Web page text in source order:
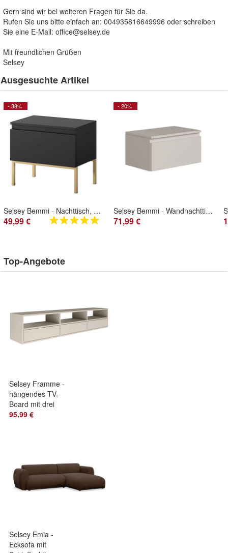
Gern sind wir bei weiteren Fragen für Sie da.
Rufen Sie uns bitte einfach an: 004935816649996 oder schreiben
Sie eine E-Mail: office@selsey.de
Mit freundlichen Grüßen
Selsey
Ausgesuchte Artikel
- 38%
Selsey Bemmi - Nachttisch, Schwarz mit goldenem Metallgestell
49,99 €
- 20%
Selsey Bemmi - Wandnachttisch mit Schublade, Greige, 49 cm
71,99 €
Top-Angebote
Selsey Framme -
hängendes TV-
Board mit drei
Klappen und
95,99 €
Selsey Emia -
Ecksofa mit